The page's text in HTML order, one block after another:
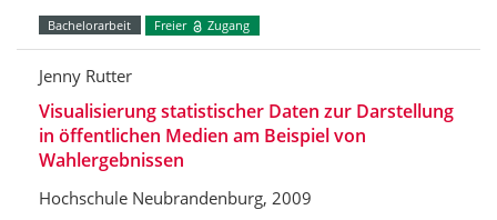
Bachelorarbeit Freier Zugang
Jenny Rutter
Visualisierung statistischer Daten zur Darstellung
in öffentlichen Medien am Beispiel von
Wahlergebnissen
Hochschule Neubrandenburg, 2009